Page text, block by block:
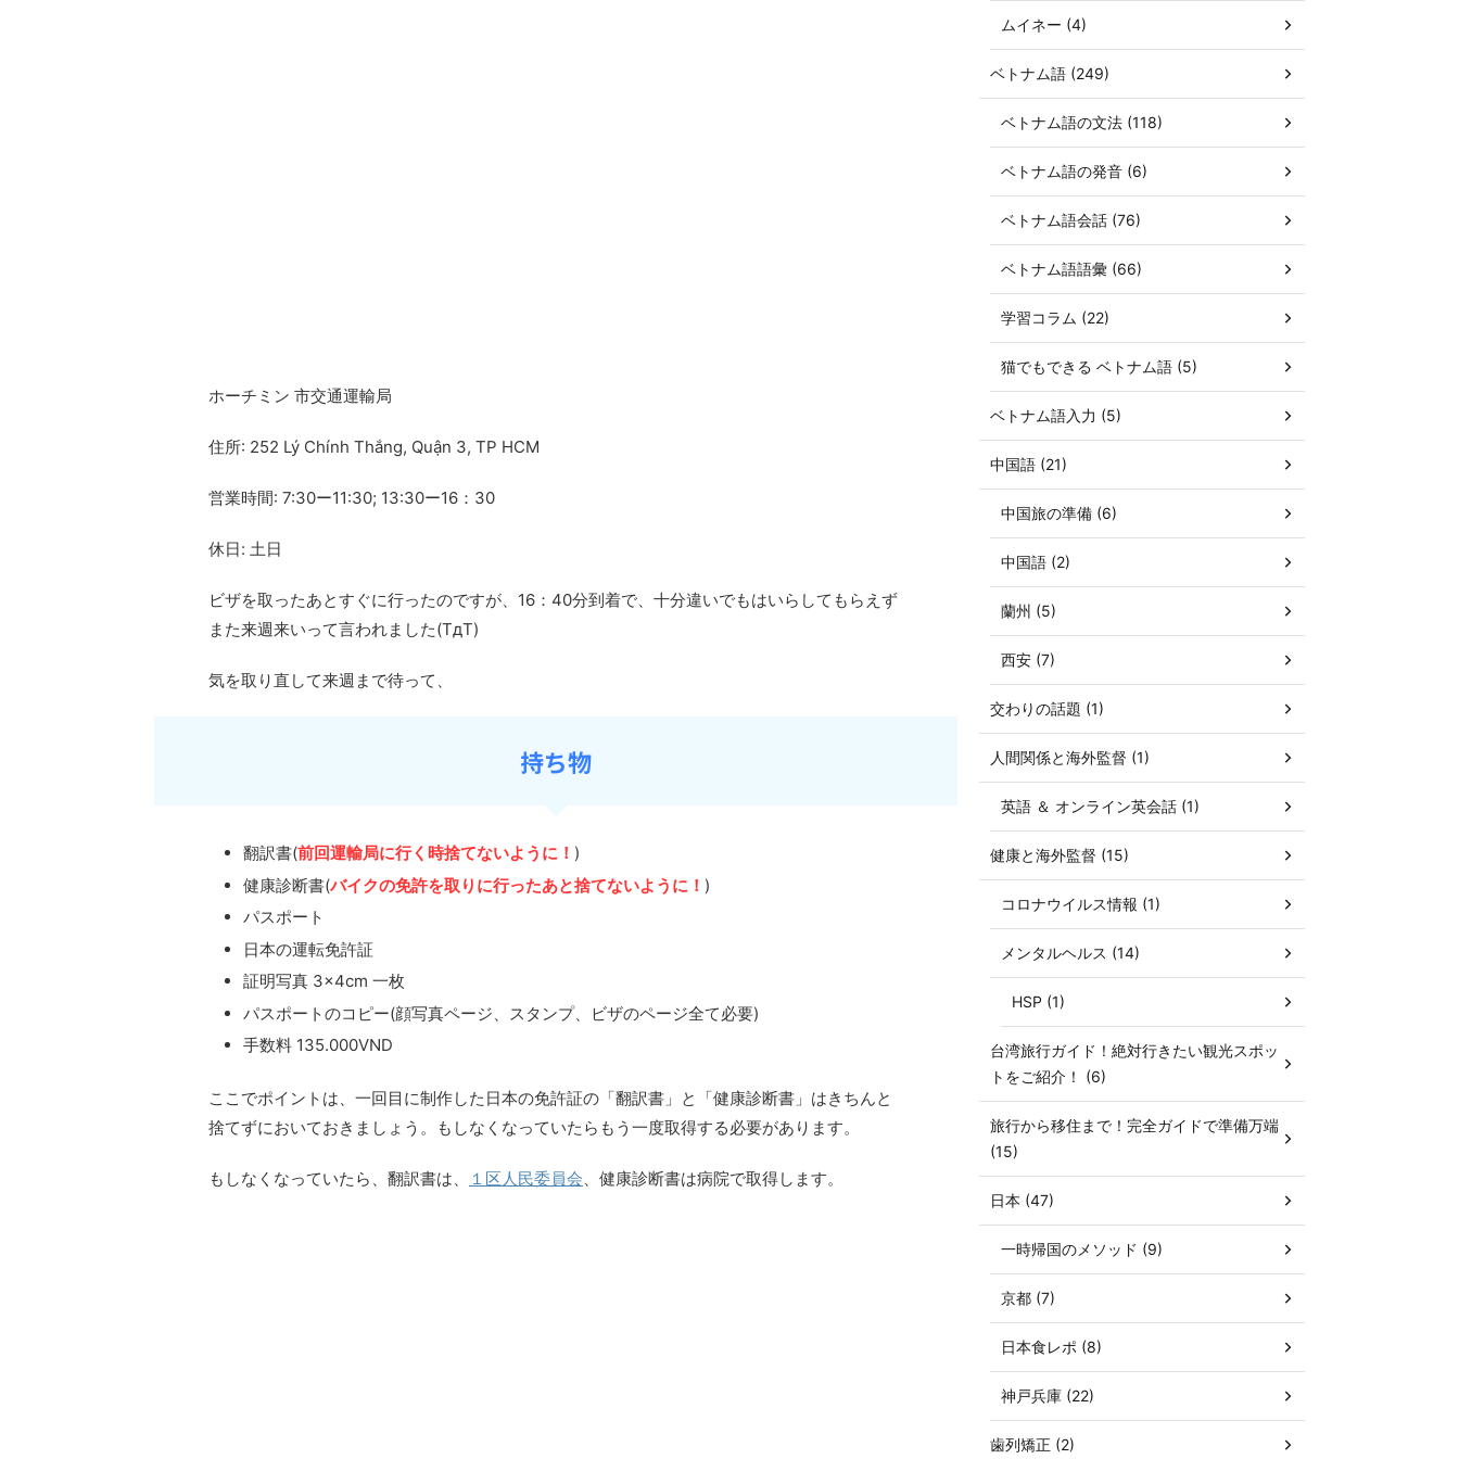
ホーチミン 市交通運輸局
住所: 252 Lý Chính Thắng, Quận 3, TP HCM
営業時間: 7:30ー11:30; 13:30ー16：30
休日: 土日
ビザを取ったあとすぐに行ったのですが、16：40分到着で、十分違いでもはいらしてもらえず
また来週来いって言われました(TдT)
気を取り直して来週まで待って、
持ち物
翻訳書(前回運輸局に行く時捨てないように！ )
健康診断書(バイクの免許を取りに行ったあと捨てないように！ )
パスポート
日本の運転免許証
証明写真 3×4cm 一枚
パスポートのコピー(顔写真ページ、スタンプ、ビザのページ全て必要)
手数料 135.000VND
ここでポイントは、一回目に制作した日本の免許証の「翻訳書」と「健康診断書」はきちんと
捨てずにおいておきましょう。もしなくなっていたらもう一度取得する必要があります。
もしなくなっていたら、翻訳書は、 １区人民委員会、健康診断書は病院で取得します。
ムイネー (4)
ベトナム語 (249)
ベトナム語の文法 (118)
ベトナム語の発音 (6)
ベトナム語会話 (76)
ベトナム語語彙 (66)
学習コラム (22)
猫でもできる ベトナム語 (5)
ベトナム語入力 (5)
中国語 (21)
中国旅の準備 (6)
中国語 (2)
蘭州 (5)
西安 (7)
交わりの話題 (1)
人間関係と海外監督 (1)
英語 ＆ オンライン英会話 (1)
健康と海外監督 (15)
コロナウイルス情報 (1)
メンタルヘルス (14)
HSP (1)
台湾旅行ガイド！絶対行きたい観光スポッ
トをご紹介！ (6)
旅行から移住まで！完全ガイドで準備万端
(15)
日本 (47)
一時帰国のメソッド (9)
京都 (7)
日本食レポ (8)
神戸兵庫 (22)
歯列矯正 (2)